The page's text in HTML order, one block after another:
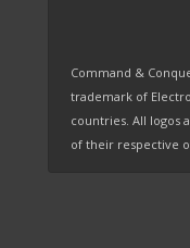
Command &
trademark of
countries. All logos
of their respective